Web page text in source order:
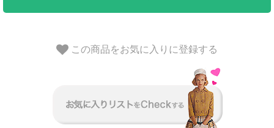
この商品をお気に入りに登録する